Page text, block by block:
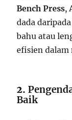
Bench Press,
dada
bahu atau
efisien
2.
Baik